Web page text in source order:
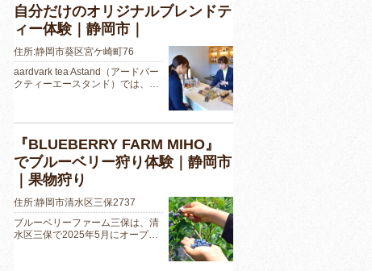
自分だけのオリジナルブレンドテ
ィー体験｜静岡市｜
住所:静岡市葵区宮ケ崎町76
aardvark tea Astand（アードバー
クティーエースタンド）では、…
『BLUEBERRY FARM MIHO』
でブルーベリー狩り体験｜静岡市
｜果物狩り
住所:静岡市清水区三保2737
ブルーベリーファーム三保は、清
水区三保で2025年5月にオープ…